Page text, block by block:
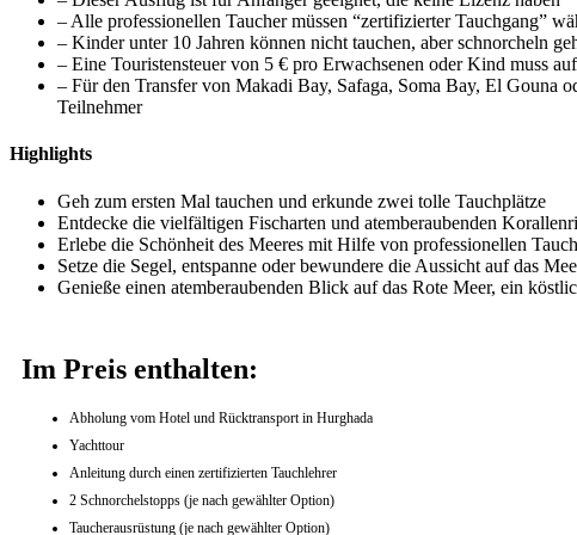
– Alle professionellen Taucher müssen “zertifizierter Tauchgang”
– Kinder unter 10 Jahren können nicht tauchen, aber schnorcheln
– Eine Touristensteuer von 5 € pro Erwachsenen oder Kind muss
– Für den Transfer von Makadi Bay, Safaga, Soma Bay, El Gouna
Teilnehmer
Highlights
Geh zum ersten Mal tauchen und erkunde zwei tolle Tauchplätze
Entdecke die vielfältigen Fischarten und atemberaubenden
Erlebe die Schönheit des Meeres mit Hilfe von professionellen
Setze die Segel, entspanne oder bewundere die Aussicht auf das
Genieße einen atemberaubenden Blick auf das Rote Meer, ein
Im Preis enthalten:
Abholung vom Hotel und Rücktransport in Hurghada
Yachttour
Anleitung durch einen zertifizierten Tauchlehrer
2 Schnorchelstopps (je nach gewählter Option)
Taucherausrüstung (je nach gewählter Option)